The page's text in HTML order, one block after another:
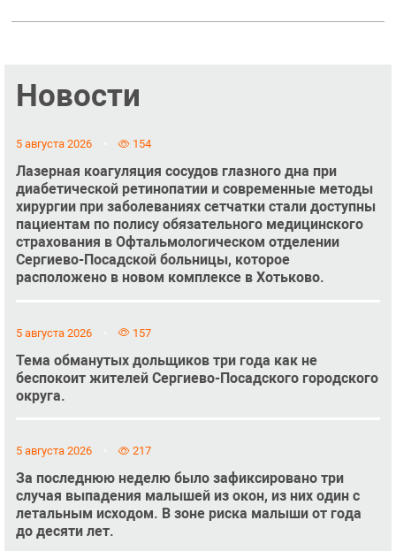
Новости
5 августа 2026 154
Лазерная коагуляция сосудов глазного дна при
диабетической ретинопатии и современные методы
хирургии при заболеваниях сетчатки стали доступны
пациентам по полису обязательного медицинского
страхования в Офтальмологическом отделении
Сергиево-Посадской больницы, которое
расположено в новом комплексе в Хотьково.
5 августа 2026 157
Тема обманутых дольщиков три года как не
беспокоит жителей Сергиево-Посадского городского
округа.
5 августа 2026 217
За последнюю неделю было зафиксировано три
случая выпадения малышей из окон, из них один с
летальным исходом. В зоне риска малыши от года
до десяти лет.